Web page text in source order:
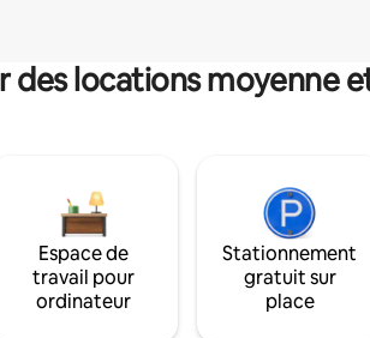
des locations moyenne
Espace de
travail pour
ordinateur
Stationnement
gratuit sur
place